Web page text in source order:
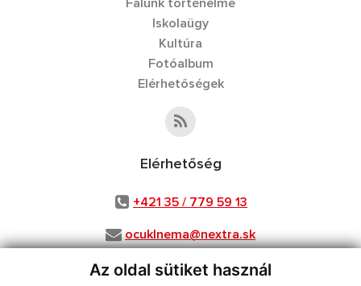
Az oldal sütiket használ
Falunk történelme
Iskolaügy
Kultúra
Fotóalbum
Elérhetőségek
Elérhetőség
+421 35 / 779 59 13
ocuklnema@nextra.sk